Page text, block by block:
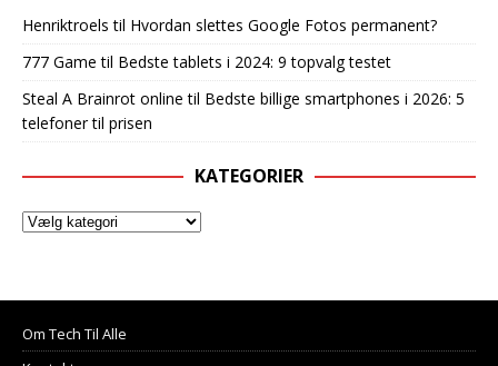
Henriktroels til Hvordan slettes Google Fotos permanent?
777 Game til Bedste tablets i 2024: 9 topvalg testet
Steal A Brainrot online til Bedste billige smartphones i 2026: 5
telefoner til prisen
KATEGORIER
Om Tech Til Alle